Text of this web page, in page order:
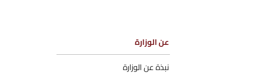
عن الوزارة
نبذة عن الوزارة